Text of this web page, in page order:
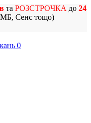
та РОЗСТРОЧКА до 24
Сенс тощо)
0